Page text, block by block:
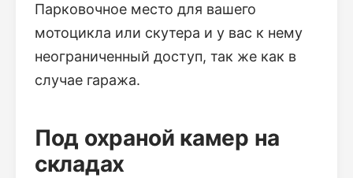
Парковочное место для вашего
мотоцикла или скутера и у вас к нему
неограниченный доступ, так же как в
случае гаража.
Под охраной камер на
складах